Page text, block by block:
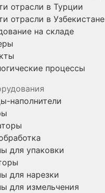
отрасли в Турции
отрасли в Узбекистане
на складе
процессы
наполнители
для упаковки
для нарезки
для измельчения